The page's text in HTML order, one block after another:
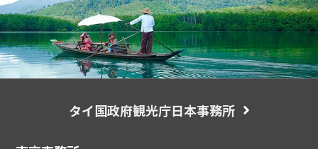
タイ国政府観光庁日本事務所